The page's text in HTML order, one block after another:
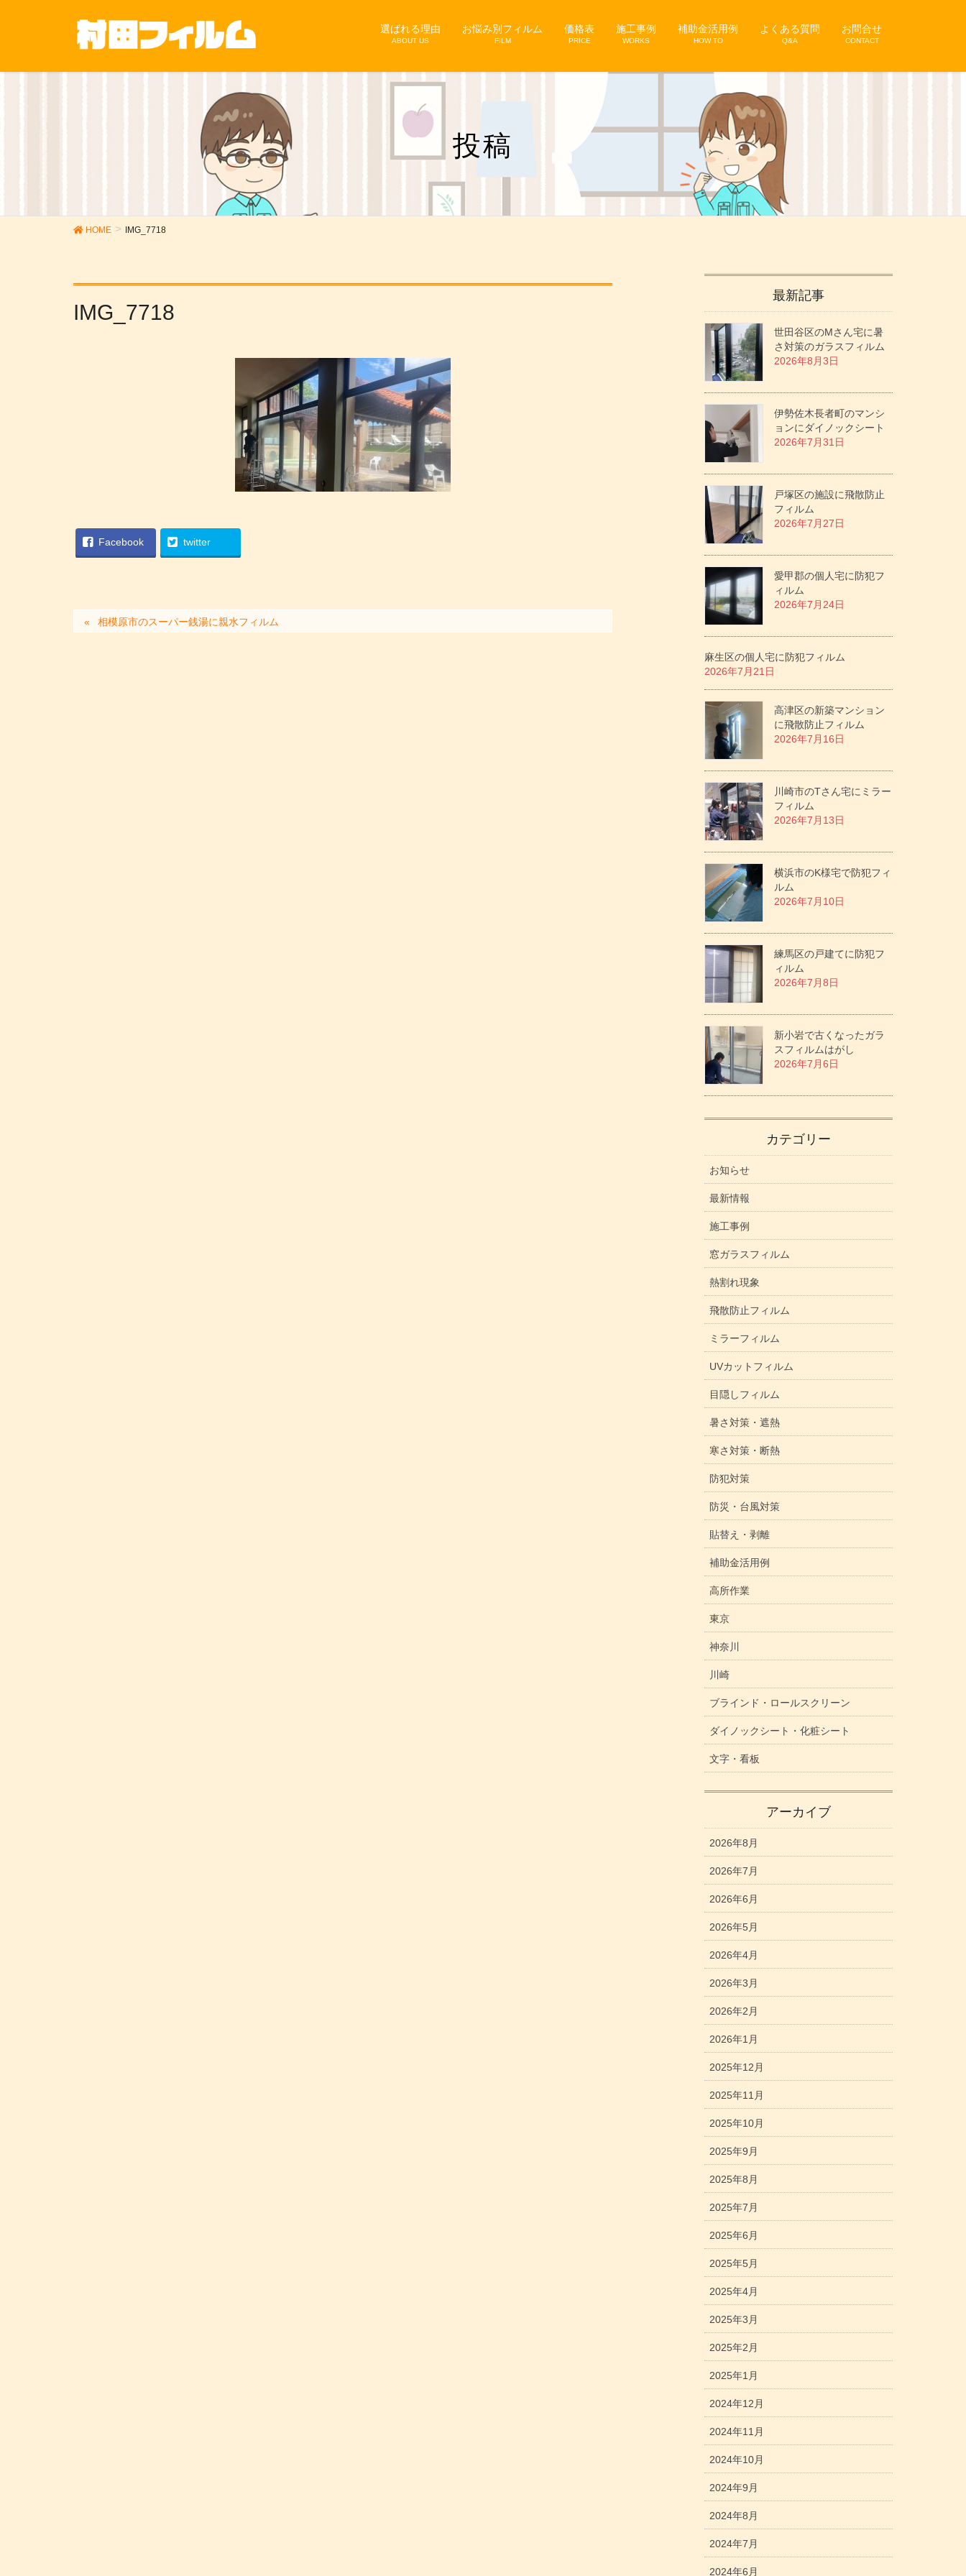
選ばれる理由
ABOUT US
お悩み別フィルム
FILM
価格表
PRICE
施工事例
WORKS
補助金活用例
HOW TO
よくある質問
Q&A
お問合せ
CONTACT
投稿
HOME IMG_7718
IMG_7718
Facebook twitter
相模原市のスーパー銭湯に親水フィルム
最新記事
世田谷区のMさん宅に暑
さ対策のガラスフィルム
2026年8月3日
伊勢佐木長者町のマンシ
ョンにダイノックシート
2026年7月31日
戸塚区の施設に飛散防止
フィルム
2026年7月27日
愛甲郡の個人宅に防犯フ
ィルム
2026年7月24日
麻生区の個人宅に防犯フィルム
2026年7月21日
高津区の新築マンション
に飛散防止フィルム
2026年7月16日
川崎市のTさん宅にミラー
フィルム
2026年7月13日
横浜市のK様宅で防犯フィ
ルム
2026年7月10日
練馬区の戸建てに防犯フ
ィルム
2026年7月8日
新小岩で古くなったガラ
スフィルムはがし
2026年7月6日
カテゴリー
お知らせ
最新情報
施工事例
窓ガラスフィルム
熱割れ現象
飛散防止フィルム
ミラーフィルム
UVカットフィルム
目隠しフィルム
暑さ対策・遮熱
寒さ対策・断熱
防犯対策
防災・台風対策
貼替え・剥離
補助金活用例
高所作業
東京
神奈川
川崎
ブラインド・ロールスクリーン
ダイノックシート・化粧シート
文字・看板
アーカイブ
2026年8月
2026年7月
2026年6月
2026年5月
2026年4月
2026年3月
2026年2月
2026年1月
2025年12月
2025年11月
2025年10月
2025年9月
2025年8月
2025年7月
2025年6月
2025年5月
2025年4月
2025年3月
2025年2月
2025年1月
2024年12月
2024年11月
2024年10月
2024年9月
2024年8月
2024年7月
2024年6月